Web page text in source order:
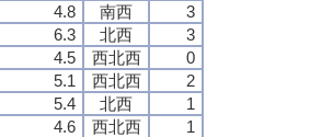
4.8 南西
3
6.3 北西
3
4.5 西北西
0
5.1 西北西
2
5.4 北西
1
4.6 西北西
1